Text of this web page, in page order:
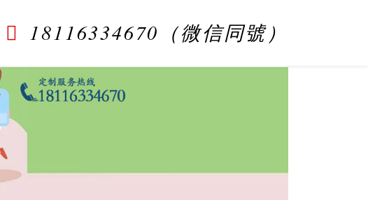
18116334670（微信同號）